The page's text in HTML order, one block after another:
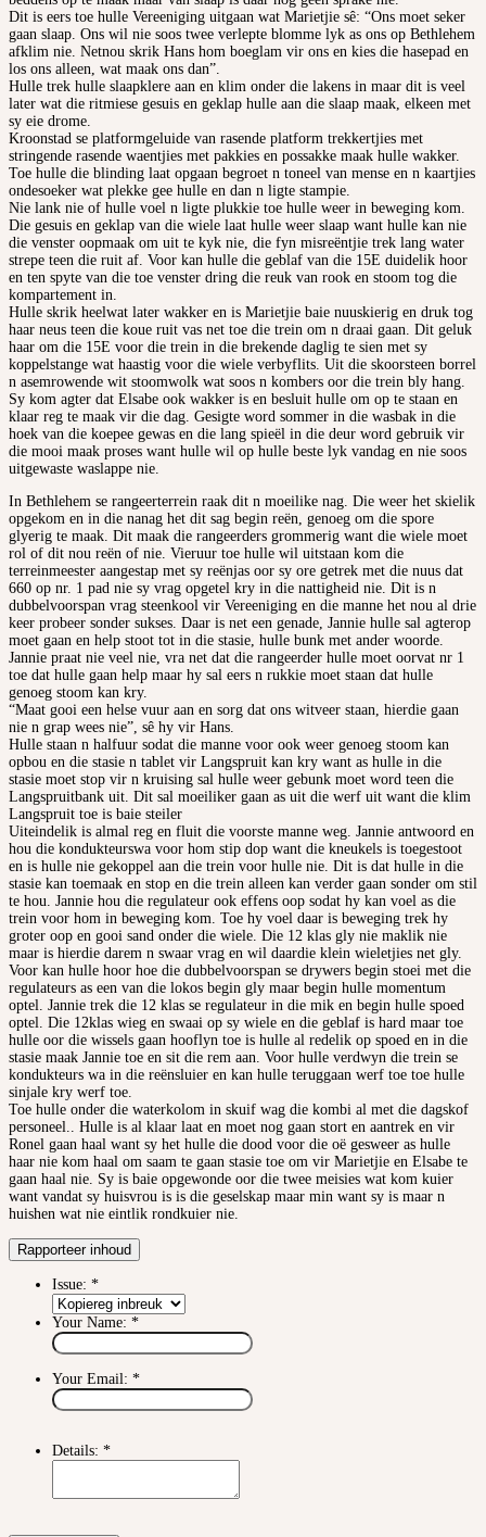
Dit is eers toe hulle Vereeniging uitgaan wat Marietjie sê: “Ons moet seker
gaan slaap. Ons wil nie soos twee verlepte blomme lyk as ons op Bethlehem
afklim nie. Netnou skrik Hans hom boeglam vir ons en kies die hasepad en
los ons alleen, wat maak ons dan”.
Hulle trek hulle slaapklere aan en klim onder die lakens in maar dit is veel
later wat die ritmiese gesuis en geklap hulle aan die slaap maak, elkeen met
sy eie drome.
Kroonstad se platformgeluide van rasende platform trekkertjies met
stringende rasende waentjies met pakkies en possakke maak hulle wakker.
Toe hulle die blinding laat opgaan begroet n toneel van mense en n kaartjies
ondesoeker wat plekke gee hulle en dan n ligte stampie.
Nie lank nie of hulle voel n ligte plukkie toe hulle weer in beweging kom.
Die gesuis en geklap van die wiele laat hulle weer slaap want hulle kan nie
die venster oopmaak om uit te kyk nie, die fyn misreëntjie trek lang water
strepe teen die ruit af. Voor kan hulle die geblaf van die 15E duidelik hoor
en ten spyte van die toe venster dring die reuk van rook en stoom tog die
kompartement in.
Hulle skrik heelwat later wakker en is Marietjie baie nuuskierig en druk tog
haar neus teen die koue ruit vas net toe die trein om n draai gaan. Dit geluk
haar om die 15E voor die trein in die brekende daglig te sien met sy
koppelstange wat haastig voor die wiele verbyflits. Uit die skoorsteen borrel
n asemrowende wit stoomwolk wat soos n kombers oor die trein bly hang.
Sy kom agter dat Elsabe ook wakker is en besluit hulle om op te staan en
klaar reg te maak vir die dag. Gesigte word sommer in die wasbak in die
hoek van die koepee gewas en die lang spieël in die deur word gebruik vir
die mooi maak proses want hulle wil op hulle beste lyk vandag en nie soos
uitgewaste waslappe nie.
In Bethlehem se rangeerterrein raak dit n moeilike nag. Die weer het skielik
opgekom en in die nanag het dit sag begin reën, genoeg om die spore
glyerig te maak. Dit maak die rangeerders grommerig want die wiele moet
rol of dit nou reën of nie. Vieruur toe hulle wil uitstaan kom die
terreinmeester aangestap met sy reënjas oor sy ore getrek met die nuus dat
660 op nr. 1 pad nie sy vrag opgetel kry in die nattigheid nie. Dit is n
dubbelvoorspan vrag steenkool vir Vereeniging en die manne het nou al drie
keer probeer sonder sukses. Daar is net een genade, Jannie hulle sal agterop
moet gaan en help stoot tot in die stasie, hulle bunk met ander woorde.
Jannie praat nie veel nie, vra net dat die rangeerder hulle moet oorvat nr 1
toe dat hulle gaan help maar hy sal eers n rukkie moet staan dat hulle
genoeg stoom kan kry.
“Maat gooi een helse vuur aan en sorg dat ons witveer staan, hierdie gaan
nie n grap wees nie”, sê hy vir Hans.
Hulle staan n halfuur sodat die manne voor ook weer genoeg stoom kan
opbou en die stasie n tablet vir Langspruit kan kry want as hulle in die
stasie moet stop vir n kruising sal hulle weer gebunk moet word teen die
Langspruitbank uit. Dit sal moeiliker gaan as uit die werf uit want die klim
Langspruit toe is baie steiler
Uiteindelik is almal reg en fluit die voorste manne weg. Jannie antwoord en
hou die kondukteurswa voor hom stip dop want die kneukels is toegestoot
en is hulle nie gekoppel aan die trein voor hulle nie. Dit is dat hulle in die
stasie kan toemaak en stop en die trein alleen kan verder gaan sonder om stil
te hou. Jannie hou die regulateur ook effens oop sodat hy kan voel as die
trein voor hom in beweging kom. Toe hy voel daar is beweging trek hy
groter oop en gooi sand onder die wiele. Die 12 klas gly nie maklik nie
maar is hierdie darem n swaar vrag en wil daardie klein wieletjies net gly.
Voor kan hulle hoor hoe die dubbelvoorspan se drywers begin stoei met die
regulateurs as een van die lokos begin gly maar begin hulle momentum
optel. Jannie trek die 12 klas se regulateur in die mik en begin hulle spoed
optel. Die 12klas wieg en swaai op sy wiele en die geblaf is hard maar toe
hulle oor die wissels gaan hooflyn toe is hulle al redelik op spoed en in die
stasie maak Jannie toe en sit die rem aan. Voor hulle verdwyn die trein se
kondukteurs wa in die reënsluier en kan hulle teruggaan werf toe toe hulle
sinjale kry werf toe.
Toe hulle onder die waterkolom in skuif wag die kombi al met die dagskof
personeel.. Hulle is al klaar laat en moet nog gaan stort en aantrek en vir
Ronel gaan haal want sy het hulle die dood voor die oë gesweer as hulle
haar nie kom haal om saam te gaan stasie toe om vir Marietjie en Elsabe te
gaan haal nie. Sy is baie opgewonde oor die twee meisies wat kom kuier
want vandat sy huisvrou is is die geselskap maar min want sy is maar n
huishen wat nie eintlik rondkuier nie.
Rapporteer inhoud
Issue: *
Your Name: *
Your Email: *
Details: *